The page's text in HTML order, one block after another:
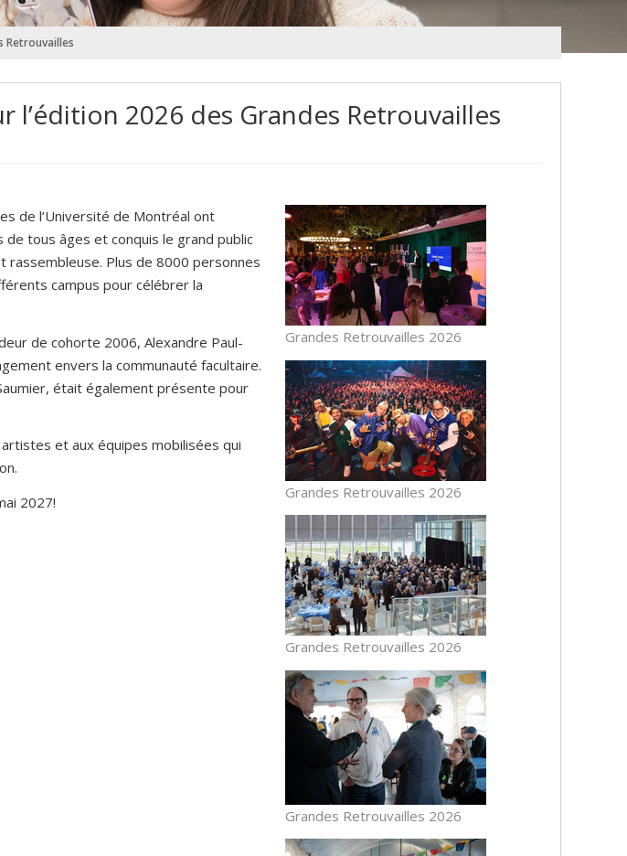
Retrouvailles
l’édition 2026 des Grandes Retrouvailles
Grandes Retrouvailles 2026
Grandes Retrouvailles 2026
Grandes Retrouvailles 2026
Grandes Retrouvailles 2026
de l’Université de Montréal ont
tous âges et conquis le grand public
rassembleuse. Plus de 8000 personnes
campus pour célébrer la
de cohorte 2006, Alexandre Paul-
envers la communauté facultaire.
était également présente pour
et aux équipes mobilisées qui
2027!